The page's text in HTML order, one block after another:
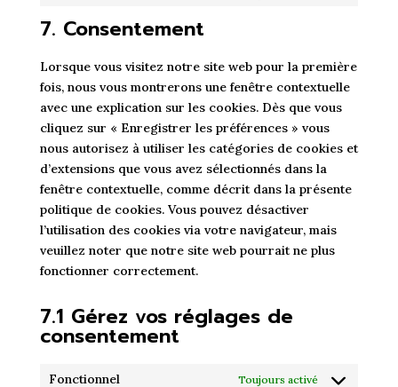
7. Consentement
Lorsque vous visitez notre site web pour la première
fois, nous vous montrerons une fenêtre contextuelle
avec une explication sur les cookies. Dès que vous
cliquez sur « Enregistrer les préférences » vous
nous autorisez à utiliser les catégories de cookies et
d’extensions que vous avez sélectionnés dans la
fenêtre contextuelle, comme décrit dans la présente
politique de cookies. Vous pouvez désactiver
l’utilisation des cookies via votre navigateur, mais
veuillez noter que notre site web pourrait ne plus
fonctionner correctement.
7.1 Gérez vos réglages de
consentement
Fonctionnel Toujours activé